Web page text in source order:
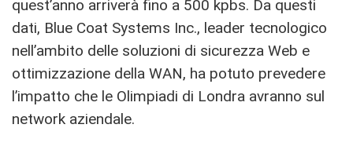
quest’anno arriverà fino a 500 kpbs. Da questi
dati, Blue Coat Systems Inc., leader tecnologico
nell’ambito delle soluzioni di sicurezza Web e
ottimizzazione della WAN, ha potuto prevedere
l’impatto che le Olimpiadi di Londra avranno sul
network aziendale.